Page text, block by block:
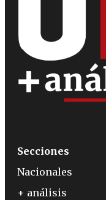
Secciones
Nacionales
+ análisis